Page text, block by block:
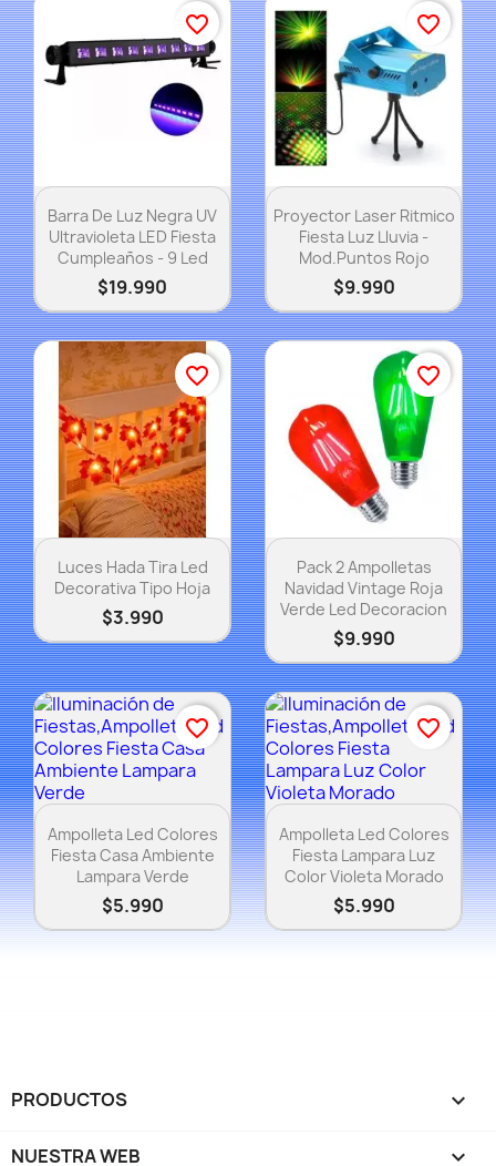
Vista rápida
Barra De Luz Negra UV
Ultravioleta LED Fiesta
Cumpleaños - 9 Led
$19.990
favorite_border
Vista rápida
Proyector Laser Ritmico
Fiesta Luz Lluvia -
Mod.Puntos Rojo
$9.990
favorite_border
Vista rápida
Luces Hada Tira Led
Decorativa Tipo Hoja
$3.990
favorite_border
Vista rápida
Pack 2 Ampolletas
Navidad Vintage Roja
Verde Led Decoracion
$9.990
favorite_border
Vista rápida
Ampolleta Led Colores
Fiesta Casa Ambiente
Lampara Verde
$5.990
favorite_border
Vista rápida
Ampolleta Led Colores
Fiesta Lampara Luz
Color Violeta Morado
$5.990
favorite_border
PRODUCTOS 
NUESTRA WEB 